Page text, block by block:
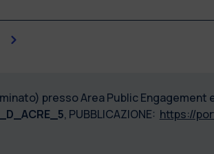
Next
presso Area Public Engagement
, PUBBLICAZIONE: https://